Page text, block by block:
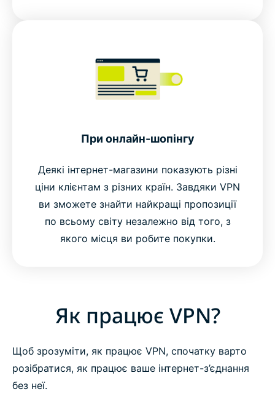
При онлайн-шопінгу
Деякі інтернет-магазини показують різні
ціни клієнтам з різних країн. Завдяки VPN
ви зможете знайти найкращі пропозиції
по всьому світу незалежно від того, з
якого місця ви робите покупки.
Як працює VPN?
Щоб зрозуміти, як працює VPN, спочатку варто
розібратися, як працює ваше інтернет-з’єднання
без неї.